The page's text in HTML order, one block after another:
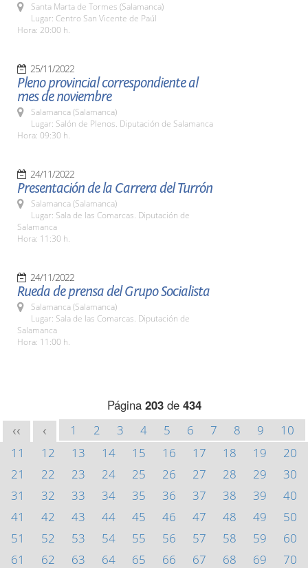
Santa Marta de Tormes (Salamanca)
Lugar: Centro San Vicente de Paúl
Hora: 20:00 h.
25/11/2022
Pleno provincial correspondiente al
mes de noviembre
Salamanca (Salamanca)
Lugar: Salón de Plenos. Diputación de Salamanca
Hora: 09:30 h.
24/11/2022
Presentación de la Carrera del Turrón
Salamanca (Salamanca)
Lugar: Sala de las Comarcas. Diputación de
Salamanca
Hora: 11:30 h.
24/11/2022
Rueda de prensa del Grupo Socialista
Salamanca (Salamanca)
Lugar: Sala de las Comarcas. Diputación de
Salamanca
Hora: 11:00 h.
Página 203de 434
<< < 1 2 3 4 5 6 7 8 9
10
11
12 13 14 15 16 17 18 19
20
21
22 23 24 25 26 27 28 29
30
31
32 33 34 35 36 37 38 39
40
41
42 43 44 45 46 47 48 49
50
51
52 53 54 55 56 57 58 59
60
61
62 63 64 65 66 67 68 69
70